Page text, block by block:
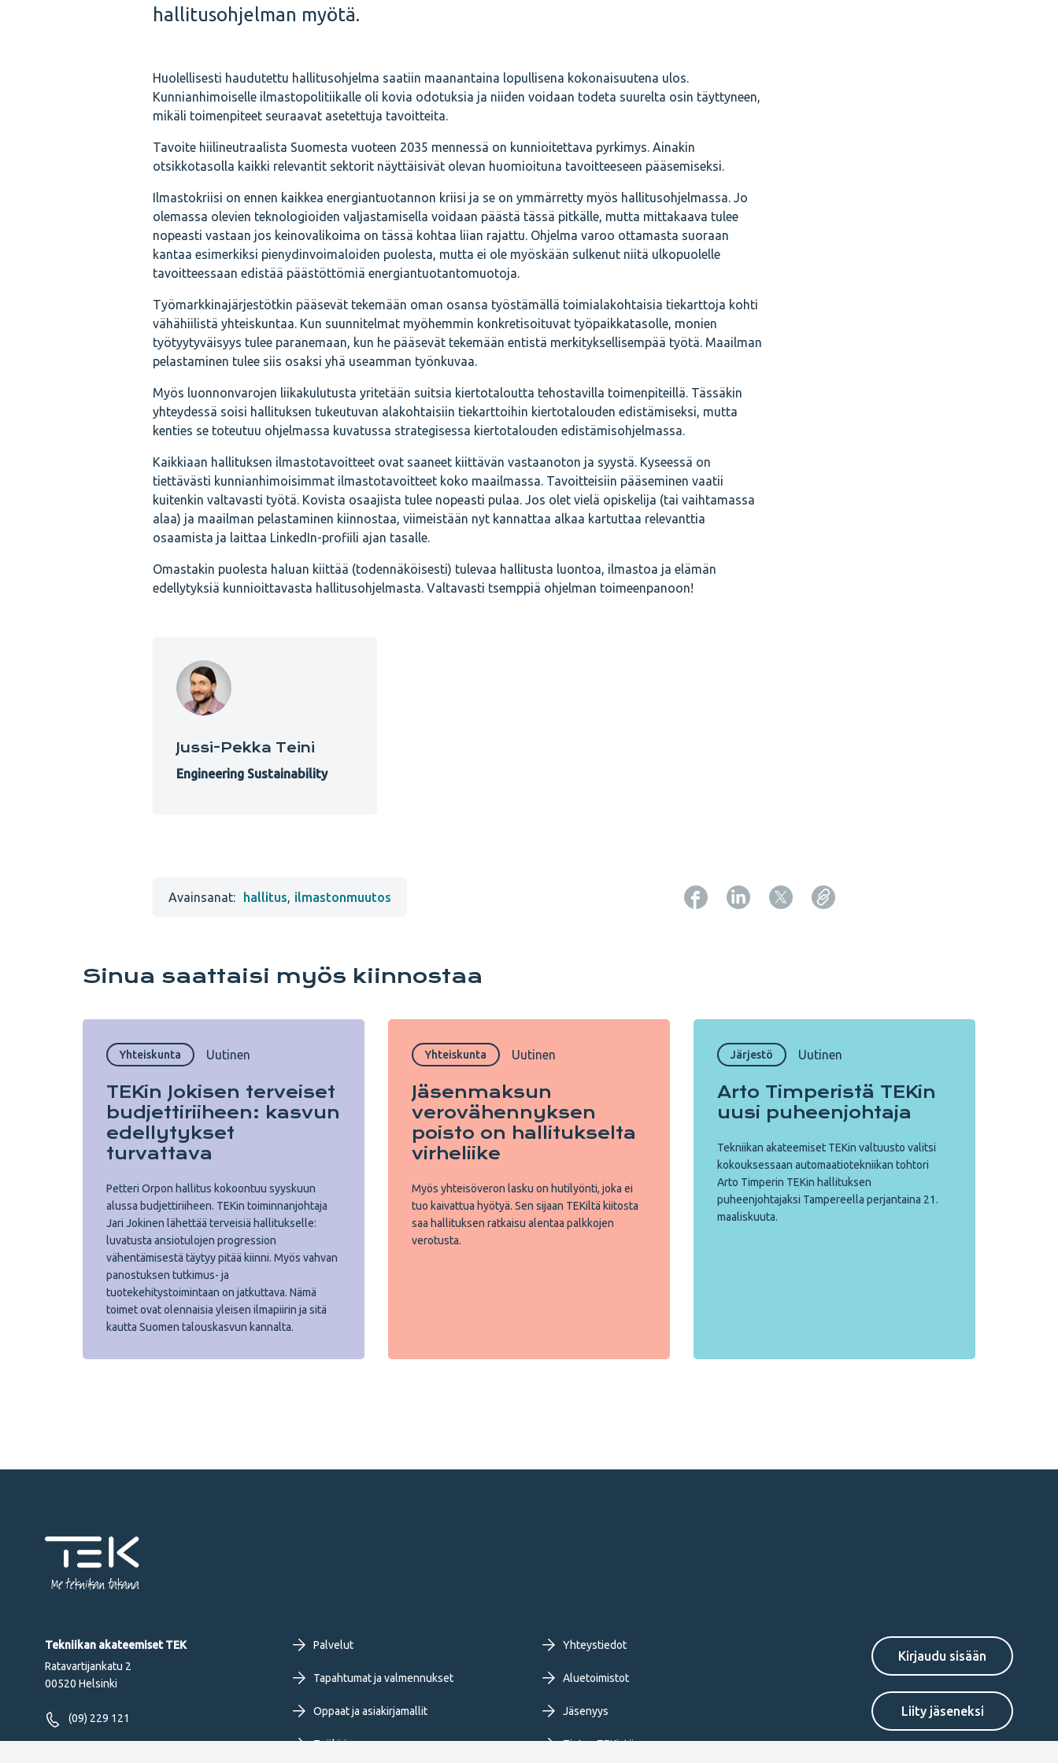
hallitusohjelman myötä.
Huolellisesti haudutettu hallitusohjelma saatiin maanantaina lopullisena kokonaisuutena ulos.
Kunnianhimoiselle ilmastopolitiikalle oli kovia odotuksia ja niiden voidaan todeta suurelta osin täyttyneen,
mikäli toimenpiteet seuraavat asetettuja tavoitteita.
Tavoite hiilineutraalista Suomesta vuoteen 2035 mennessä on kunnioitettava pyrkimys. Ainakin
otsikkotasolla kaikki relevantit sektorit näyttäisivät olevan huomioituna tavoitteeseen pääsemiseksi.
Ilmastokriisi on ennen kaikkea energiantuotannon kriisi ja se on ymmärretty myös hallitusohjelmassa. Jo
olemassa olevien teknologioiden valjastamisella voidaan päästä tässä pitkälle, mutta mittakaava tulee
nopeasti vastaan jos keinovalikoima on tässä kohtaa liian rajattu. Ohjelma varoo ottamasta suoraan
kantaa esimerkiksi pienydinvoimaloiden puolesta, mutta ei ole myöskään sulkenut niitä ulkopuolelle
tavoitteessaan edistää päästöttömiä energiantuotantomuotoja.
Työmarkkinajärjestötkin pääsevät tekemään oman osansa työstämällä toimialakohtaisia tiekarttoja kohti
vähähiilistä yhteiskuntaa. Kun suunnitelmat myöhemmin konkretisoituvat työpaikkatasolle, monien
työtyytyväisyys tulee paranemaan, kun he pääsevät tekemään entistä merkityksellisempää työtä. Maailman
pelastaminen tulee siis osaksi yhä useamman työnkuvaa.
Myös luonnonvarojen liikakulutusta yritetään suitsia kiertotaloutta tehostavilla toimenpiteillä. Tässäkin
yhteydessä soisi hallituksen tukeutuvan alakohtaisiin tiekarttoihin kiertotalouden edistämiseksi, mutta
kenties se toteutuu ohjelmassa kuvatussa strategisessa kiertotalouden edistämisohjelmassa.
Kaikkiaan hallituksen ilmastotavoitteet ovat saaneet kiittävän vastaanoton ja syystä. Kyseessä on
tiettävästi kunnianhimoisimmat ilmastotavoitteet koko maailmassa. Tavoitteisiin pääseminen vaatii
kuitenkin valtavasti työtä. Kovista osaajista tulee nopeasti pulaa. Jos olet vielä opiskelija (tai vaihtamassa
alaa) ja maailman pelastaminen kiinnostaa, viimeistään nyt kannattaa alkaa kartuttaa relevanttia
osaamista ja laittaa LinkedIn-profiili ajan tasalle.
Omastakin puolesta haluan kiittää (todennäköisesti) tulevaa hallitusta luontoa, ilmastoa ja elämän
edellytyksiä kunnioittavasta hallitusohjelmasta. Valtavasti tsemppiä ohjelman toimeenpanoon!
Jussi-Pekka Teini
Engineering Sustainability
Avainsanat: hallitus, ilmastonmuutos
Sinua saattaisi myös kiinnostaa
Yhteiskunta Uutinen
TEKin Jokisen terveiset
budjettiriiheen: kasvun
edellytykset
turvattava
Petteri Orpon hallitus kokoontuu syyskuun
alussa budjettiriiheen. TEKin toiminnanjohtaja
Jari Jokinen lähettää terveisiä hallitukselle:
luvatusta ansiotulojen progression
vähentämisestä täytyy pitää kiinni. Myös vahvan
panostuksen tutkimus- ja
tuotekehitystoimintaan on jatkuttava. Nämä
toimet ovat olennaisia yleisen ilmapiirin ja sitä
kautta Suomen talouskasvun kannalta.
Yhteiskunta Uutinen
Jäsenmaksun
verovähennyksen
poisto on hallitukselta
virheliike
Myös yhteisöveron lasku on hutilyönti, joka ei
tuo kaivattua hyötyä. Sen sijaan TEKiltä kiitosta
saa hallituksen ratkaisu alentaa palkkojen
verotusta.
Järjestö Uutinen
Arto Timperistä TEKin
uusi puheenjohtaja
Tekniikan akateemiset TEKin valtuusto valitsi
kokouksessaan automaatiotekniikan tohtori
Arto Timperin TEKin hallituksen
puheenjohtajaksi Tampereella perjantaina 21.
maaliskuuta.
Me tekniikan takana
Tekniikan akateemiset TEK
Ratavartijankatu 2
00520 Helsinki
(09) 229 121
Footer
primary
menu
Palvelut
Tapahtumat ja valmennukset
Oppaat ja asiakirjamallit
Työkirja
Yhteystiedot
Aluetoimistot
Jäsenyys
Tietoa TEKistä
Secondary
menu
Liity jäseneksi